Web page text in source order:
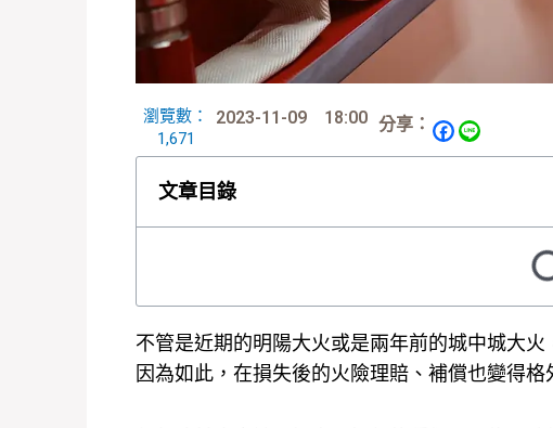
瀏覽數：
1,671
2023-11-09 18:00 分享：
文章目錄
不管是近期的明陽大火或是兩年前的城中城大
因為如此，在損失後的火險理賠、補償也變得格